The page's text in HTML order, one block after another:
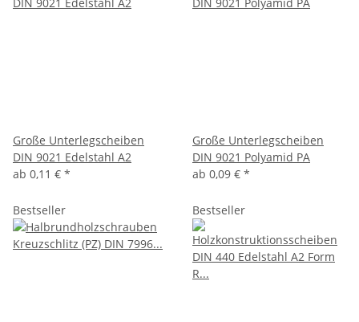
Große Unterlegscheiben
DIN 9021 Edelstahl A2
ab 0,11 € *
Große Unterlegscheiben
DIN 9021 Polyamid PA
ab 0,09 € *
Bestseller Bestseller